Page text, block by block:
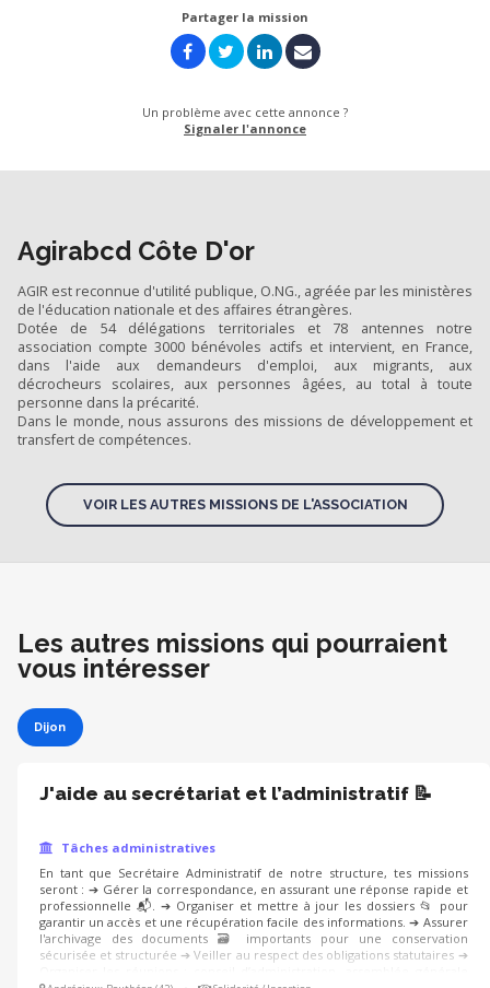
Partager la mission
Un problème avec cette annonce ?
Signaler l'annonce
Agirabcd Côte D'or
AGIR est reconnue d'utilité publique, O.NG., agréée par les ministères
de l'éducation nationale et des affaires étrangères.
Dotée de 54 délégations territoriales et 78 antennes notre
association compte 3000 bénévoles actifs et intervient, en France,
dans l'aide aux demandeurs d'emploi, aux migrants, aux
décrocheurs scolaires, aux personnes âgées, au total à toute
personne dans la précarité.
Dans le monde, nous assurons des missions de développement et
transfert de compétences.
VOIR LES AUTRES MISSIONS DE L'ASSOCIATION
Les autres missions qui pourraient
vous intéresser
Dijon
J'aide au secrétariat et l’administratif 📝
Tâches administratives
En tant que Secrétaire Administratif de notre structure, tes missions
seront : ➔ Gérer la correspondance, en assurant une réponse rapide et
professionnelle 📬. ➔ Organiser et mettre à jour les dossiers 📂 pour
garantir un accès et une récupération facile des informations. ➔ Assurer
l'archivage des documents 🗃️ importants pour une conservation
sécurisée et structurée ➔ Veiller au respect des obligations statutaires ➔